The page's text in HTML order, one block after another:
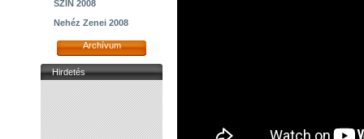
SZIN 2008
Nehéz Zenei 2008
Archívum
Hirdetés